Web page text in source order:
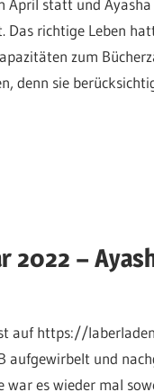
April statt und
Das richtige Leben
zum
denn sie
2022 –
auf https://
aufgewirbelt und
war es wieder mal